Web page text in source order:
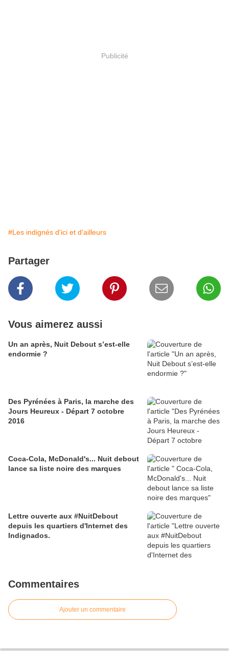
Publicité
#Les indignés d'ici et d'ailleurs
Partager
Vous aimerez aussi
Un an après, Nuit Debout s’est-elle
endormie ?
Des Pyrénées à Paris, la marche des
Jours Heureux - Départ 7 octobre
2016
Coca-Cola, McDonald's... Nuit debout
lance sa liste noire des marques
Lettre ouverte aux #NuitDebout
depuis les quartiers d'Internet des
Indignados.
Commentaires
Ajouter un commentaire